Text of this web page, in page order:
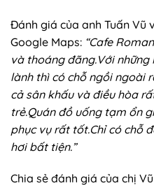
Đánh giá của anh Tuấn Vũ
Google Maps: “Cafe
và thoáng đãng.Với
lành thì có chỗ ngồi ngoài
cả sân khấu và điều hòa
trẻ.Quán đồ uống tạm ổn
phục vụ rất tốt.Chỉ có chỗ
hơi bất tiện.”
Chia sẻ đánh giá của chị